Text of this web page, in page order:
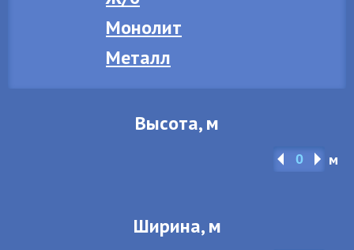
Монолит
Металл
Высота, м
м
Ширина, м